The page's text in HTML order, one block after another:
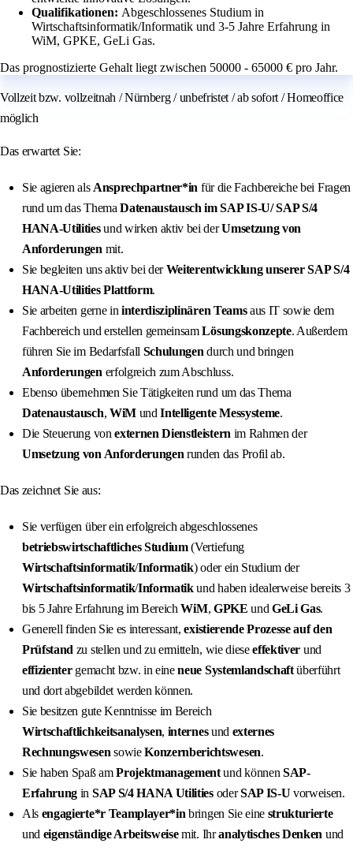
Qualifikationen: Abgeschlossenes Studium in
Wirtschaftsinformatik/Informatik und 3-5 Jahre Erfahrung in
WiM, GPKE, GeLi Gas.
Das prognostizierte Gehalt liegt zwischen 50000 - 65000 € pro Jahr.
Vollzeit bzw. vollzeitnah / Nürnberg / unbefristet / ab sofort / Homeoffice
möglich
Das erwartet Sie:
Sie agieren als Ansprechpartner*in für die Fachbereiche bei Fragen
rund um das ThemaDatenaustausch im SAP IS-U/ SAP S/4
HANA-Utilitiesund wirken aktiv bei derUmsetzung von
Anforderungen mit.
Sie begleiten uns aktiv bei derWeiterentwicklung unserer SAP S/4
HANA-Utilities Plattform.
Sie arbeiten gerne in interdisziplinären Teamsaus IT sowie dem
Fachbereich und erstellen gemeinsamLösungskonzepte. Außerdem
führen Sie im Bedarfsfall Schulungen durch und bringen
Anforderungen erfolgreich zum Abschluss.
Ebenso übernehmen Sie Tätigkeiten rund um das Thema
Datenaustausch, WiMundIntelligente Messysteme.
Die Steuerung vonexternen Dienstleistern im Rahmen der
Umsetzung von Anforderungen runden das Profil ab.
Das zeichnet Sie aus:
Sie verfügen über ein erfolgreich abgeschlossenes
betriebswirtschaftliches Studium(Vertiefung
Wirtschaftsinformatik/Informatik) oder ein Studium der
Wirtschaftsinformatik/Informatikund haben idealerweise bereits 3
bis 5 Jahre Erfahrung im BereichWiM, GPKE undGeLi Gas.
Generell finden Sie es interessant,existierende Prozesse auf den
Prüfstand zu stellen und zu ermitteln, wie dieseeffektiver und
effizientergemacht bzw. in eineneue Systemlandschaftüberführt
und dort abgebildet werden können.
Sie besitzen gute Kenntnisse im Bereich
Wirtschaftlichkeitsanalysen, internesund externes
Rechnungswesen sowieKonzernberichtswesen.
Sie haben Spaß amProjektmanagementund können SAP-
Erfahrung in SAP S/4 HANA UtilitiesoderSAP IS-U vorweisen.
Als engagierte*r Teamplayer*in bringen Sie eine strukturierte
und eigenständige Arbeitsweisemit. Ihranalytisches Denken und